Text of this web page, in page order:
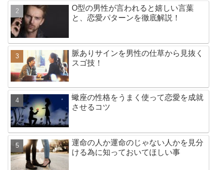
O型の男性が言われると嬉しい言葉
と、恋愛パターンを徹底解説！
脈ありサインを男性の仕草から見抜く
スゴ技！
蠍座の性格をうまく使って恋愛を成就
させるコツ
運命の人か運命のじゃない人かを見分
ける為に知っておいてほしい事